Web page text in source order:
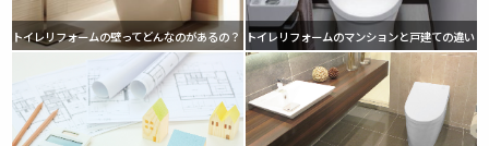
トイレリフォームの壁ってどんなのがあるの？ トイレリフォームのマンションと戸建ての違い